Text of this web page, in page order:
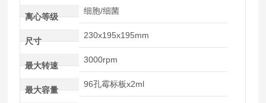
离心等级
细胞/细菌
尺寸
230x195x195mm
最大转速
3000rpm
最大容量
96孔霉标板x2ml